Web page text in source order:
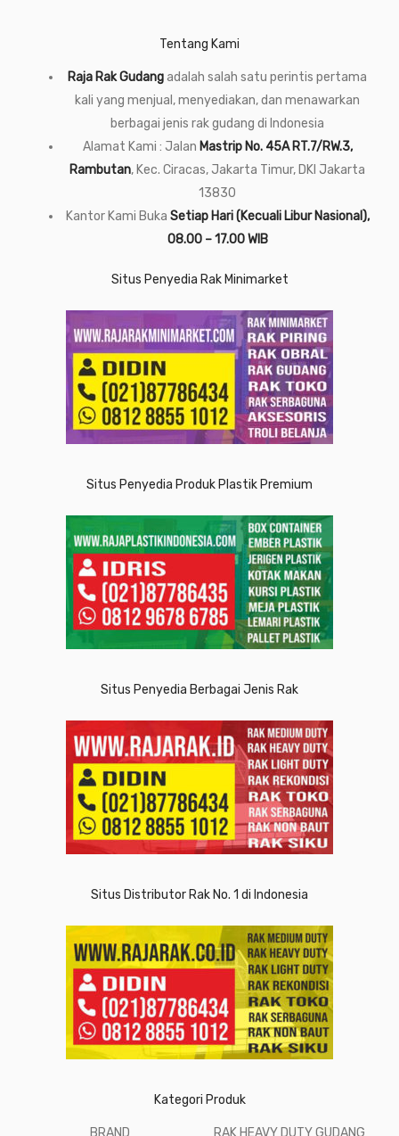
Tentang Kami
Raja Rak Gudangadalah salah satu perintis pertama
kali yang menjual, menyediakan, dan menawarkan
berbagai jenis rak gudang di Indonesia
Alamat Kami : Jalan Mastrip No. 45A RT.7/RW.3,
Rambutan, Kec. Ciracas, Jakarta Timur, DKI Jakarta
13830
Kantor Kami Buka Setiap Hari (Kecuali Libur Nasional),
08.00 – 17.00 WIB
Situs Penyedia Rak Minimarket
Situs Penyedia Produk Plastik Premium
Situs Penyedia Berbagai Jenis Rak
Situs Distributor Rak No. 1 di Indonesia
Kategori Produk
BRAND RAK HEAVY DUTY GUDANG